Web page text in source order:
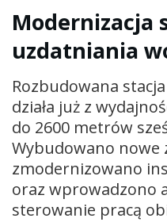
Modernizacja
uzdatniania
Rozbudowana
działa już z
do 2600 metrów
Wybudowano nowe
zmodernizowano
oraz wprowadzono
sterowanie pracą